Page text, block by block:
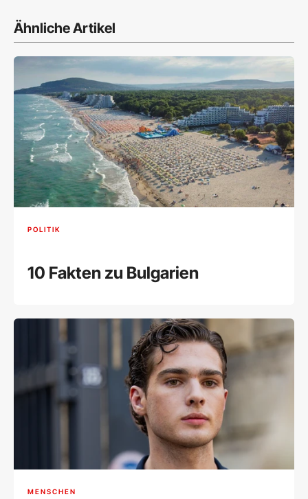
Ähnliche Artikel
POLITIK
10 Fakten zu Bulgarien
MENSCHEN